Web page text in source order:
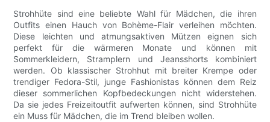
Strohhüte sind eine beliebte Wahl für Mädchen, die ihren
Outfits einen Hauch von Bohème-Flair verleihen möchten.
Diese leichten und atmungsaktiven Mützen eignen sich
perfekt für die wärmeren Monate und können mit
Sommerkleidern, Stramplern und Jeansshorts kombiniert
werden. Ob klassischer Strohhut mit breiter Krempe oder
trendiger Fedora-Stil, junge Fashionistas können dem Reiz
dieser sommerlichen Kopfbedeckungen nicht widerstehen.
Da sie jedes Freizeitoutfit aufwerten können, sind Strohhüte
ein Muss für Mädchen, die im Trend bleiben wollen.